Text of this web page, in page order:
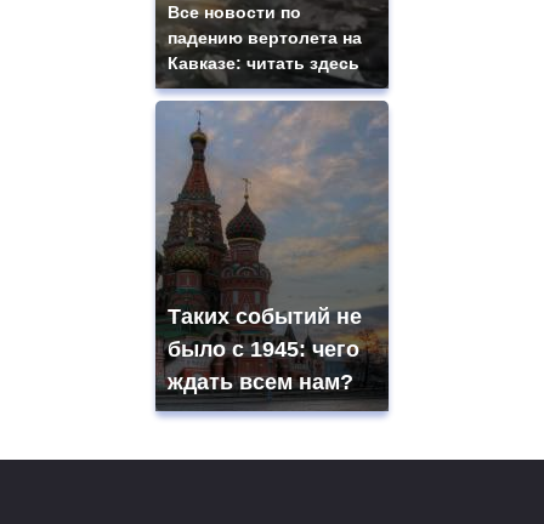
Все новости по
падению вертолета на
Кавказе: читать здесь
Таких событий не
было с 1945: чего
ждать всем нам?